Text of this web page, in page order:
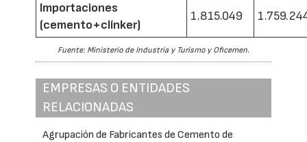
Importaciones
(cemento+clínker)
1.815.049
Fuente: Ministerio de Industria y Turismo y Oficemen.
EMPRESAS O ENTIDADES
RELACIONADAS
Agrupación de Fabricantes de Cemento de